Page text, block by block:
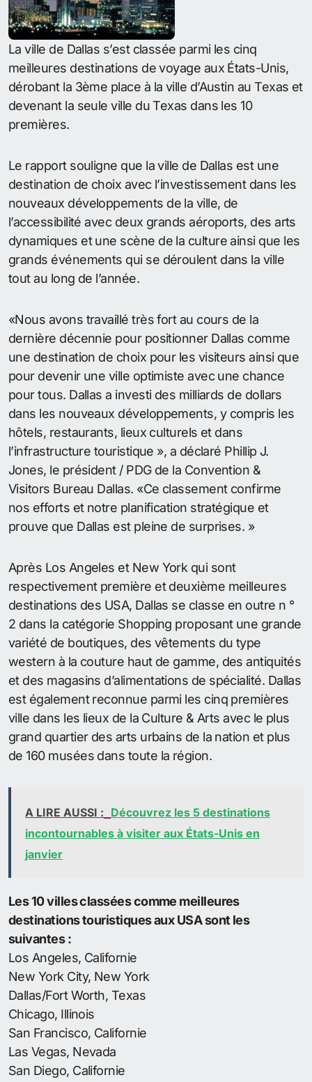
La ville de Dallas s’est classée parmi les cinq
meilleures destinations de voyage aux États-Unis,
dérobant la 3ème place à la ville d’Austin au Texas et
devenant la seule ville du Texas dans les 10
premières.
Le rapport souligne que la ville de Dallas est une
destination de choix avec l’investissement dans les
nouveaux développements de la ville, de
l’accessibilité avec deux grands aéroports, des arts
dynamiques et une scène de la culture ainsi que les
grands événements qui se déroulent dans la ville
tout au long de l’année.
«Nous avons travaillé très fort au cours de la
dernière décennie pour positionner Dallas comme
une destination de choix pour les visiteurs ainsi que
pour devenir une ville optimiste avec une chance
pour tous. Dallas a investi des milliards de dollars
dans les nouveaux développements, y compris les
hôtels, restaurants, lieux culturels et dans
l’infrastructure touristique », a déclaré Phillip J.
Jones, le président / PDG de la Convention &
Visitors Bureau Dallas. «Ce classement confirme
nos efforts et notre planification stratégique et
prouve que Dallas est pleine de surprises. »
Après Los Angeles et New York qui sont
respectivement première et deuxième meilleures
destinations des USA, Dallas se classe en outre n °
2 dans la catégorie Shopping proposant une grande
variété de boutiques, des vêtements du type
western à la couture haut de gamme, des antiquités
et des magasins d’alimentations de spécialité. Dallas
est également reconnue parmi les cinq premières
ville dans les lieux de la Culture & Arts avec le plus
grand quartier des arts urbains de la nation et plus
de 160 musées dans toute la région.
A LIRE AUSSI : Découvrez les 5 destinations
incontournables à visiter aux États-Unis en
janvier
Les 10 villes classées comme meilleures
destinations touristiques aux USA sont les
suivantes :
Los Angeles, Californie
New York City, New York
Dallas/Fort Worth, Texas
Chicago, Illinois
San Francisco, Californie
Las Vegas, Nevada
San Diego, Californie